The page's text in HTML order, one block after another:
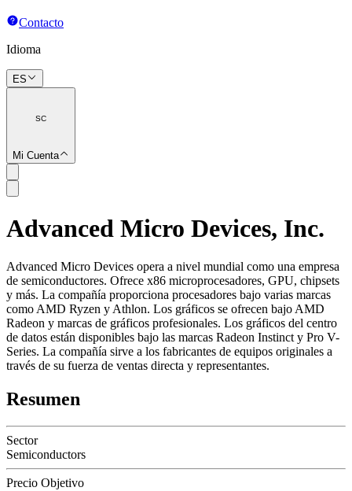
Contacto
Idioma
ES
SC
Mi Cuenta
SC
Advanced Micro Devices, Inc.
Advanced Micro Devices opera a nivel mundial como una empresa
de semiconductores. Ofrece x86 microprocesadores, GPU, chipsets
y más. La compañía proporciona procesadores bajo varias marcas
como AMD Ryzen y Athlon. Los gráficos se ofrecen bajo AMD
Radeon y marcas de gráficos profesionales. Los gráficos del centro
de datos están disponibles bajo las marcas Radeon Instinct y Pro V-
Series. La compañía sirve a los fabricantes de equipos originales a
través de su fuerza de ventas directa y representantes.
Resumen
Sector
Semiconductors
Precio Objetivo